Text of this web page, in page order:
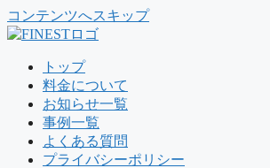
コンテンツへスキップ
トップ
料金について
お知らせ一覧
事例一覧
よくある質問
プライバシーポリシー